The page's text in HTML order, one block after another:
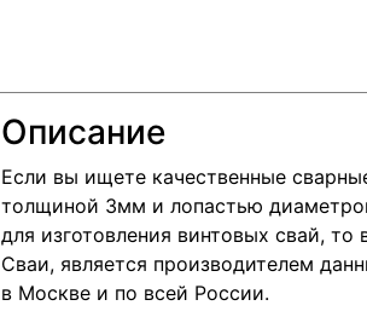
Описание
Если вы ищете качественные
толщиной 3мм и лопастью
для изготовления винтовых свай,
Сваи, является производителем
в Москве и по всей России.